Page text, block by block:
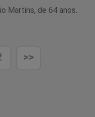
Martins, de 64 anos.
>>